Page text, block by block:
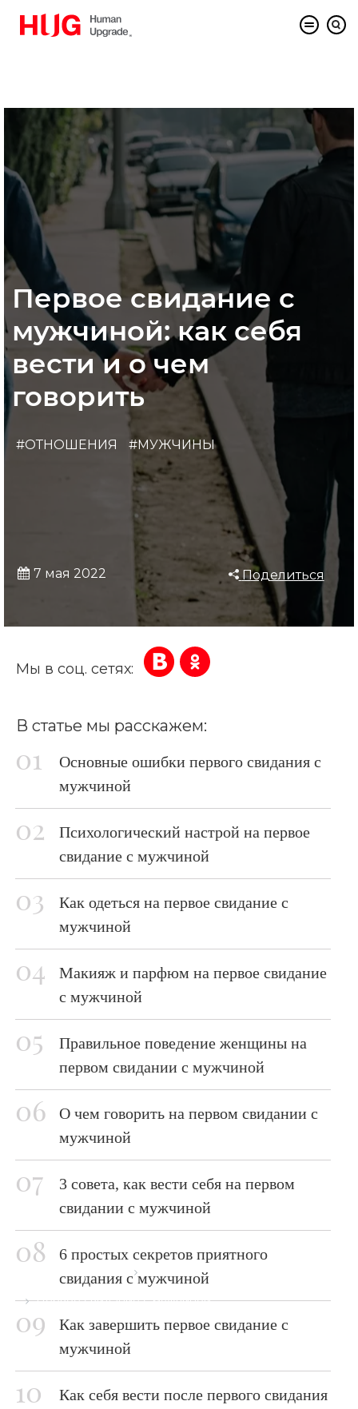
Первое свидание с мужчиной
Первое свидание с
мужчиной: как себя
вести и о чем
говорить
#ОТНОШЕНИЯ #МУЖЧИНЫ
7 мая 2022 Поделиться
Мы в соц. сетях:
В статье мы расскажем:
Основные ошибки первого свидания с
мужчиной
Психологический настрой на первое
свидание с мужчиной
Как одеться на первое свидание с
мужчиной
Макияж и парфюм на первое свидание
с мужчиной
Правильное поведение женщины на
первом свидании с мужчиной
О чем говорить на первом свидании с
мужчиной
3 совета, как вести себя на первом
свидании с мужчиной
6 простых секретов приятного
свидания с мужчиной
Как завершить первое свидание с
мужчиной
Как себя вести после первого свидания